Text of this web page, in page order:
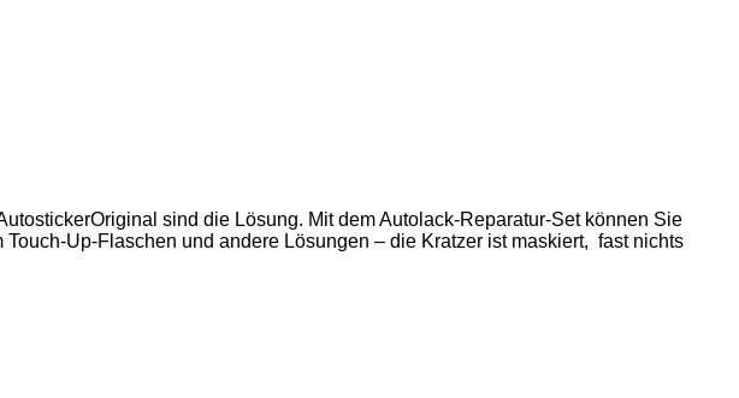
sind die Lösung. Mit dem Autolack-Reparatur-Set können Sie
Up-Flaschen und andere Lösungen – die Kratzer ist maskiert, fast nichts